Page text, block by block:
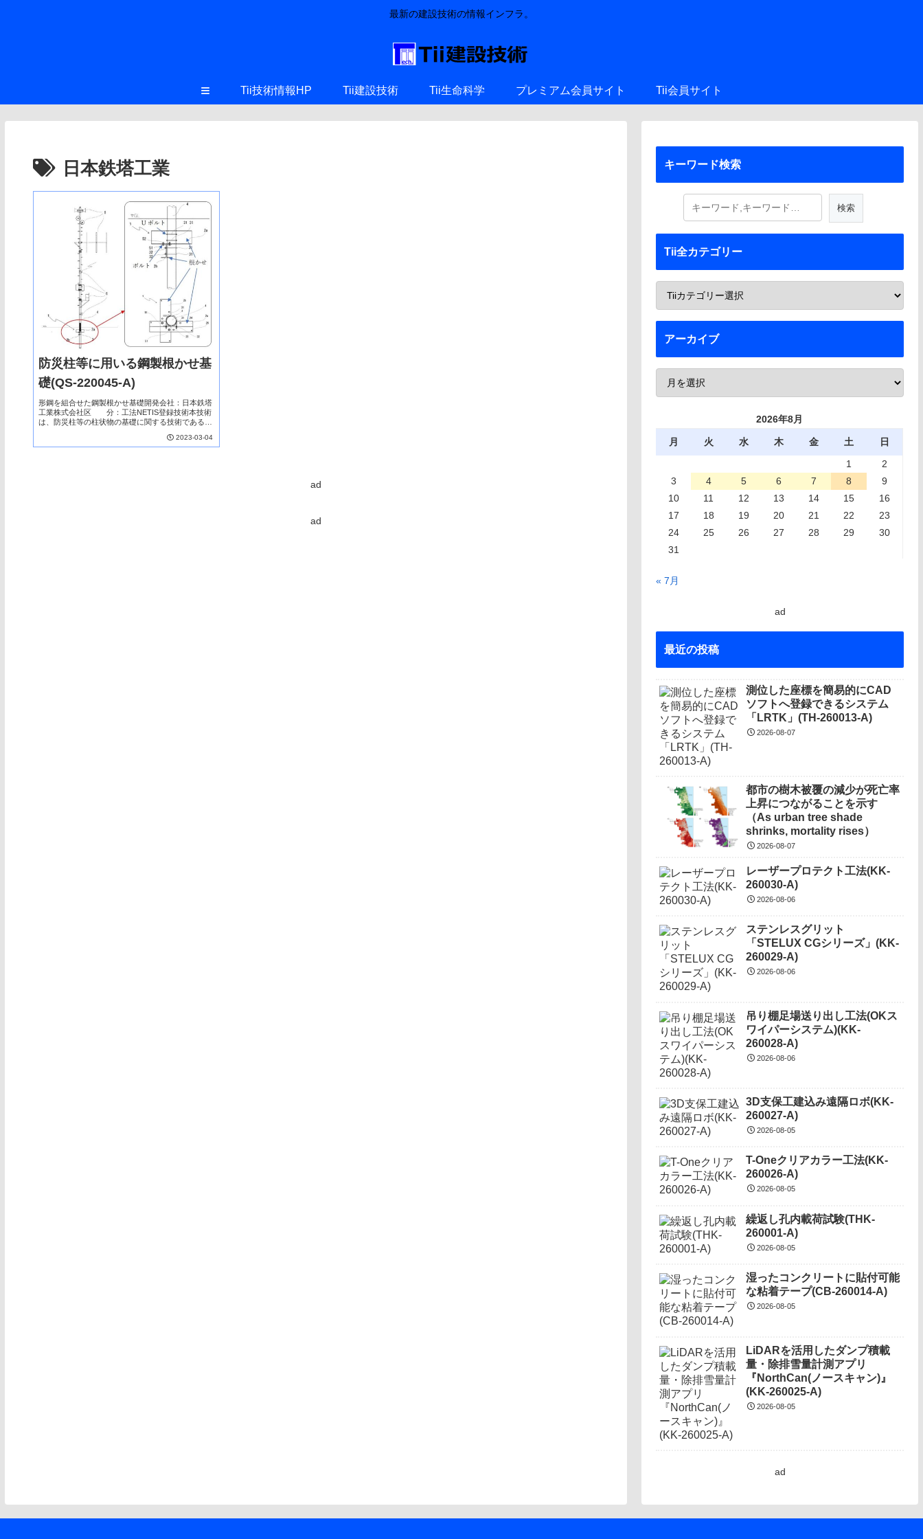
最新の建設技術の情報インフラ。
≡ Tii技術情報HP Tii建設技術 Tii生命科学 プレミアム会員サイト Tii会員サイト
日本鉄塔工業
防災柱等に用いる鋼製根かせ基
礎(QS-220045-A)
形鋼を組合せた鋼製根かせ基礎開発会社：日本鉄塔
工業株式会社区 分：工法NETIS登録技術本技術
は、防災柱等の柱状物の基礎に関する技術である。
対する鋼製根かせ基礎で、従来のコンクリート根巻
2023-03-04
ad
ad
キーワード検索
Tii全カテゴリー
アーカイブ
2026年8月
月 火 水 木 金 土
日
1
2
3
4 5 6 7 8
9
10
11 12 13 14 15
16
17
18 19 20 21 22
23
24
25 26 27 28 29
30
31
« 7月
ad
最近の投稿
測位した座標を簡易的にCAD
ソフトへ登録できるシステム
「LRTK」(TH-260013-A)
2026-08-07
都市の樹木被覆の減少が死亡率
上昇につながることを示す
（As urban tree shade
shrinks, mortality rises）
2026-08-07
レーザープロテクト⼯法(KK-
260030-A)
2026-08-06
ステンレスグリット
「STELUX CGシリーズ」(KK-
260029-A)
2026-08-06
吊り棚足場送り出し工法(OKス
ワイパーシステム)(KK-
260028-A)
2026-08-06
3D支保工建込み遠隔ロボ(KK-
260027-A)
2026-08-05
T-Oneクリアカラー工法(KK-
260026-A)
2026-08-05
繰返し孔内載荷試験(THK-
260001-A)
2026-08-05
湿ったコンクリートに貼付可能
な粘着テープ(CB-260014-A)
2026-08-05
LiDARを活用したダンプ積載
量・除排雪量計測アプリ
『NorthCan(ノースキャン)』
(KK-260025-A)
2026-08-05
ad